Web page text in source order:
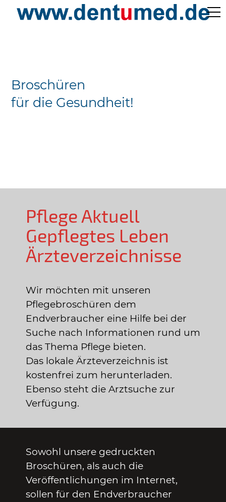
Ärzteverzeichnisse
Broschüren
für die Gesundheit!
Pflege Aktuell
Gepflegtes Leben
Ärzteverzeichnisse
Wir möchten mit unseren
Pflegebroschüren dem
Endverbraucher eine Hilfe bei der
Suche nach Informationen rund um
das Thema Pflege bieten.
Das lokale Ärzteverzeichnis ist
kostenfrei zum herunterladen.
Ebenso steht die Arztsuche zur
Verfügung.
Sowohl unsere gedruckten
Broschüren, als auch die
Veröffentlichungen im Internet,
sollen für den Endverbraucher